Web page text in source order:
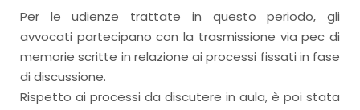
Per le udienze trattate in questo periodo, gli
avvocati partecipano con la trasmissione via pec di
memorie scritte in relazione ai processi fissati in fase
di discussione.
Rispetto ai processi da discutere in aula, è poi stata